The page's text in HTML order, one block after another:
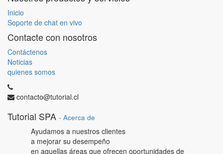
Inicio
Soporte de chat en vivo
Contacte con nosotros
Contáctenos
Noticias
quienes somos
contacto@tutorial.cl
Tutorial SPA - Acerca de
Ayudamos a nuestros clientes
a mejorar su desempeño
en aquellas áreas que ofrecen oportunidades de